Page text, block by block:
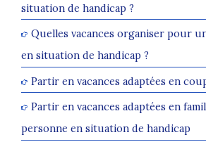
situation de handicap ?
Quelles vacances organiser pour
en situation de handicap ?
Partir en vacances adaptées en
Partir en vacances adaptées en
personne en situation de handicap